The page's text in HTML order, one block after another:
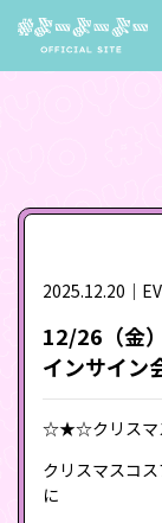
2025.12.20｜
12/26（金
インサイン
☆★☆クリスマ
クリスマスコ
に